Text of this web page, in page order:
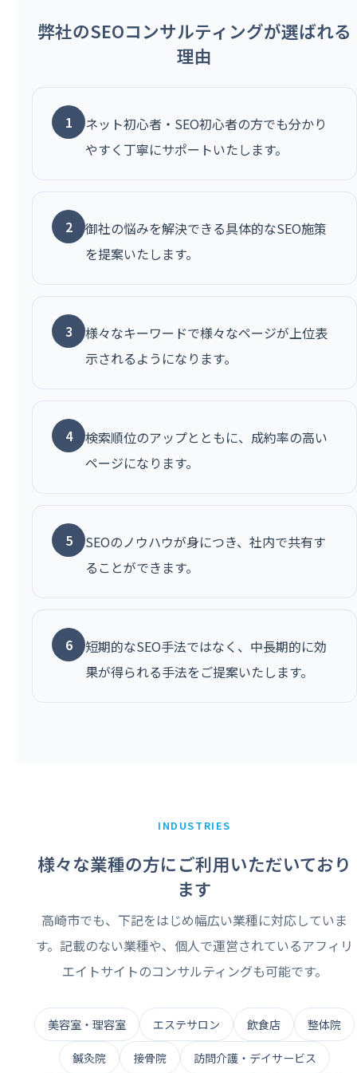
弊社のSEOコンサルティングが選ばれる
理由
1
ネット初心者・SEO初心者の方でも分かり
やすく丁寧にサポートいたします。
2
御社の悩みを解決できる具体的なSEO施策
を提案いたします。
3
様々なキーワードで様々なページが上位表
示されるようになります。
4
検索順位のアップとともに、成約率の高い
ページになります。
5
SEOのノウハウが身につき、社内で共有す
ることができます。
6
短期的なSEO手法ではなく、中長期的に効
果が得られる手法をご提案いたします。
INDUSTRIES
様々な業種の方にご利用いただいており
ます
高崎市でも、下記をはじめ幅広い業種に対応していま
す。記載のない業種や、個人で運営されているアフィリ
エイトサイトのコンサルティングも可能です。
美容室・理容室 エステサロン 飲食店 整体院
鍼灸院 接骨院 訪問介護・デイサービス